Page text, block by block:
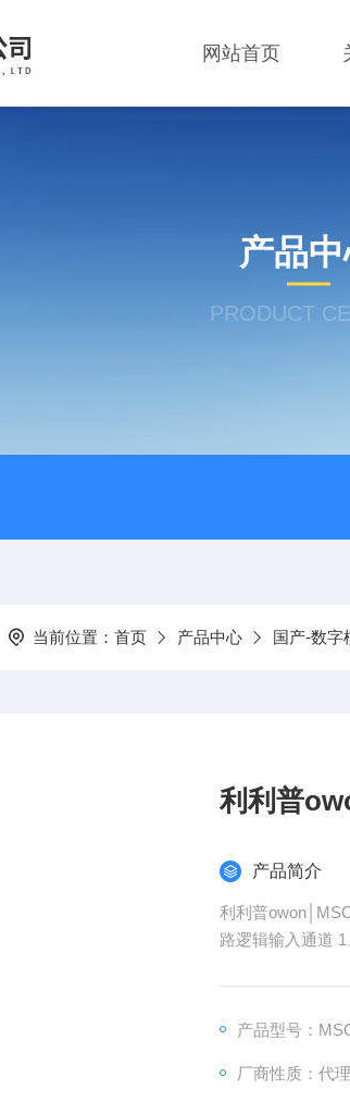
网站首页
产品
PRODUCT
当前位置：首页 产品中心 国产-数字
利利普
产品简介
利利普
路逻辑输入通道
LCD彩色液晶显
态触发、数据队
功能;6、支持USB
产品型号：
厂商性质：代